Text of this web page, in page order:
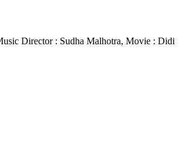
Director : Sudha Malhotra, Movie : Didi